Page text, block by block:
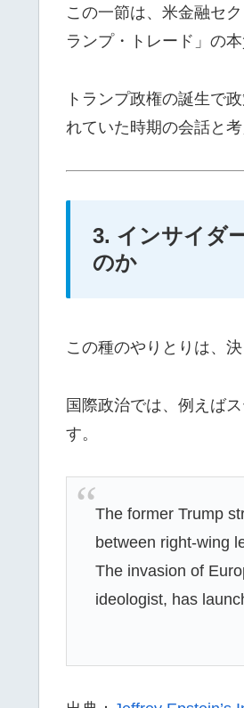
この一節は、米金融セ
ランプ・トレード」の
トランプ政権の誕生で
れていた時期の会話と考
3. インサイダ
のか
この種のやりとりは、
国際政治では、例えば
す。
The former Trump
between right-wing
The invasion of
ideologist, has